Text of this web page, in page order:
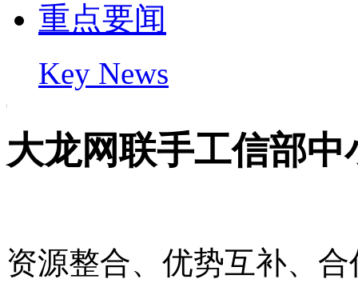
重点要闻
Key News
大龙网联手工信部
资源整合、优势互补、